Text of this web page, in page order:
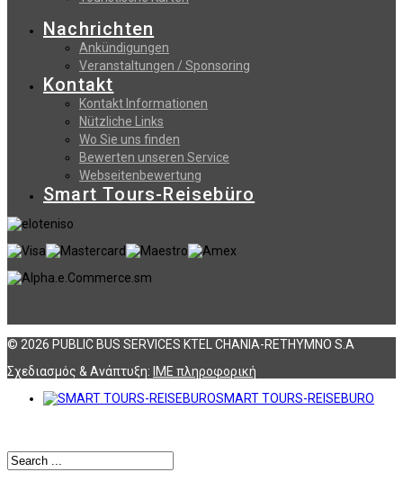
Nachrichten
Ankündigungen
Veranstaltungen / Sponsoring
Kontakt
Kontakt Informationen
Nützliche Links
Wo Sie uns finden
Bewerten unseren Service
Webseitenbewertung
Smart Tours-Reisebüro
© 2026 PUBLIC BUS SERVICES KTEL CHANIA-RETHYMNO S.A
Σχεδιασμός & Ανάπτυξη: ΙΜΕ πληροφορική
SMART TOURS-REISEBURO